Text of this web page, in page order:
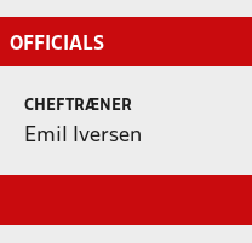
OFFICIALS
CHEFTRÆNER
Emil Iversen